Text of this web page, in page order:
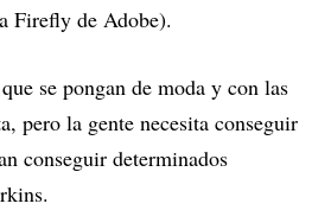
Firefly de Adobe).
se pongan de moda y con las
pero la gente necesita conseguir
conseguir determinados